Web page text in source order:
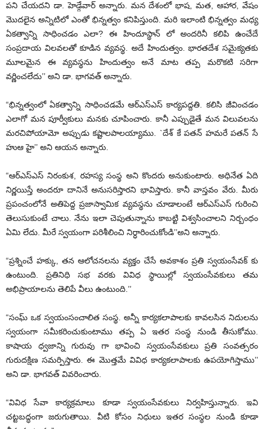
పని చేయదని డా. హెడ్గేవార్ అన్నారు. మన దేశంలో భాష, మత, ఆహార, వేషం
మొదలైన అన్నిటిలో ఎంతో భిన్నత్వం కనిపిస్తుంది. మరి ఇలాంటి భిన్నత్వం మధ్య
ఏకత్వాన్ని సాధించడం ఎలా? ఈ హిందూస్థాన్ లో అందరినీ కలిపి ఉంచేదే
సంప్రదాయ విలవలతో కూడిన వ్యవస్థ. అదే హిందుత్వం. భారతదేశ సమైక్యతకు
మూలమైన ఈ వ్యవస్థను హిందుత్వం అనే మాట తప్ప మరొకటి సరిగా
వర్ణించలేదు’’ అని డా. భాగవత్ అన్నారు.
“భిన్నత్వంలో ఏకత్వాన్ని సాధించడమే ఆర్ఎస్ఎస్ కార్యపద్దతి. కలిసి జీవించడం
ఎలాగో మన పూర్వీకులు మనకు చూపించారు. కానీ ఎప్పుడైతే మన విలువలను
మరచిపోయామో అప్పుడు కష్టాలపాలయ్యాము. `దేశ్ కే పతన్ హమరే పతన్ సే
హుఆ హై’’ అని ఆయన అన్నారు.
“ఆర్ఎస్ఎస్ నిరంకుశ, రహస్య సంస్థ అని కొందరు అనుకుంటారు. అధినేత ఏది
నిర్ణయిస్తే అందరూ దానినే అనుసరిస్తారని భావిస్తారు. కానీ వాస్తవం వేరు. మీరు
ప్రపంచంలోనే అతిపెద్ద ప్రజాస్వామిక వ్యవస్థను చూడాలంటే ఆర్ఎస్ఎస్ గురించి
తెలుసుకుంటే చాలు. నేను ఇలా చెపుతున్నాను కాబట్టి విశ్వసించాలని నిర్బంధం
ఏమి లేదు. మీరే స్వయంగా పరిశీలించి నిర్ధారించుకోండి’’అని అన్నారు.
“ప్రశ్నించే హక్కు, తన ఆలోచనలను వ్యక్తం చేసే అవకాశం ప్రతి స్వయంసేవక్ కు
ఉంటుంది. ప్రతినిధి సభ వరకు వివిధ స్థాయిల్లో స్వయంసేవకులు తమ
అభిప్రాయాలను తెలిపే వీలు ఉంటుంది.’’
“సంఘ్ ఒక స్వయంసంచాలిత సంస్థ. అన్నీ కార్యకలాపాలకు కావలసిన నిదులను
స్వయంగా సమీకరించుకుంటాము తప్ప ఏ ఇతర సంస్థ నుండి తీసుకోము.
కాషాయ ధ్వజాన్ని గురువు గా భావించి స్వయంసేవకులు ప్రతి సంవత్సరం
గురుదక్షిణ సమర్పిస్తారు. ఈ మొత్తమే వివిధ కార్యకలాపాలకు ఉపయోగిస్తాము’’
అని డా. భాగవత్ వివరించారు.
“వివిధ సేవా కార్యక్రమాలు కూడా స్వయంసేవకులు నిర్వహిస్తున్నారు. ఇవి
చట్టబద్ధంగా జరుగుతాయి. వీటి కోసం నిధులు ఇతర సంస్థల నుండి కూడా